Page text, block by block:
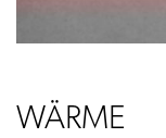
WÄRME